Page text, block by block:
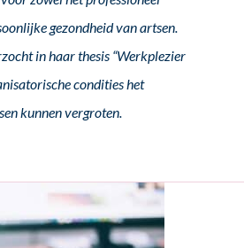
gezondheid van artsen.
in haar thesis “Werkplezier
condities het
kunnen vergroten.